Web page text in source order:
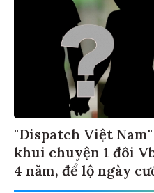
"Dispatch Việt
khui chuyện 1 đôi
4 năm, để lộ ngày